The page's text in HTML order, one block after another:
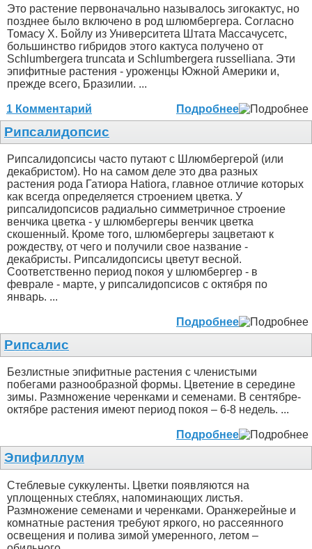
Это растение первоначально называлось зигокактус, но
позднее было включено в род шлюмбергера. Согласно
Томасу Х. Бойлу из Университета Штата Массачусетс,
большинство гибридов этого кактуса получено от
Schlumbergera truncata и Schlumbergera russelliana. Эти
эпифитные растения - уроженцы Южной Америки и,
прежде всего, Бразилии. ...
1 Комментарий Подробнее
Рипсалидопсис
Рипсалидопсисы часто путают с Шлюмбергерой (или
декабристом). Но на самом деле это два разных
растения рода Гатиора Hatiora, главное отличие которых
как всегда определяется строением цветка. У
рипсалидопсисов радиально симметричное строение
венчика цветка - у шлюмбергеры венчик цветка
скошенный. Кроме того, шлюмбергеры зацветают к
рождеству, от чего и получили свое название -
декабристы. Рипсалидопсисы цветут весной.
Соответственно период покоя у шлюмбергер - в
феврале - марте, у рипсалидопсисов с октября по
январь. ...
Подробнее
Рипсалис
Безлистные эпифитные растения с членистыми
побегами разнообразной формы. Цветение в середине
зимы. Размножение черенками и семенами. В сентябре-
октябре растения имеют период покоя – 6-8 недель. ...
Подробнее
Эпифиллум
Стеблевые суккуленты. Цветки появляются на
уплощенных стеблях, напоминающих листья.
Размножение семенами и черенками. Оранжерейные и
комнатные растения требуют яркого, но рассеянного
освещения и полива зимой умеренного, летом –